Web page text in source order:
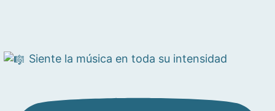
Siente la música en toda su intensidad